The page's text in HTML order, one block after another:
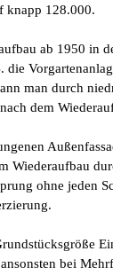
knapp 128.000.
ab 1950 in
man durch
dem
Wiederaufbau
ohne jeden
bei